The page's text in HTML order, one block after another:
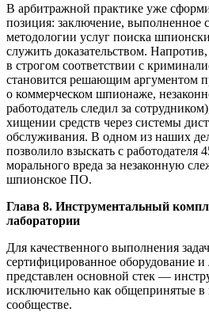
В арбитражной практике уже
позиция: заключение, выполненное
методологии услуг поиска
служить доказательством.
в строгом соответствии с
становится решающим аргументом
о коммерческом шпионаже,
работодатель следил за
хищении средств через системы
обслуживания. В одном из наших
позволило взыскать с работодателя
морального вреда за незаконную
шпионское ПО.
Глава 8. Инструментальный
лаборатории
Для качественного выполнения
сертифицированное оборудование
представлен основной стек —
исключительно как общепринятые
сообществе.